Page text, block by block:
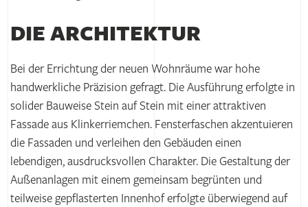
DIE ARCHITEKTUR
Bei der Errichtung der neuen Wohnräume war hohe
handwerkliche Präzision gefragt. Die Ausführung erfolgte in
solider Bauweise Stein auf Stein mit einer attraktiven
Fassade aus Klinkerriemchen. Fensterfaschen akzentuieren
die Fassaden und verleihen den Gebäuden einen
lebendigen, ausdrucksvollen Charakter. Die Gestaltung der
Außenanlagen mit einem gemeinsam begrünten und
teilweise gepflasterten Innenhof erfolgte überwiegend auf